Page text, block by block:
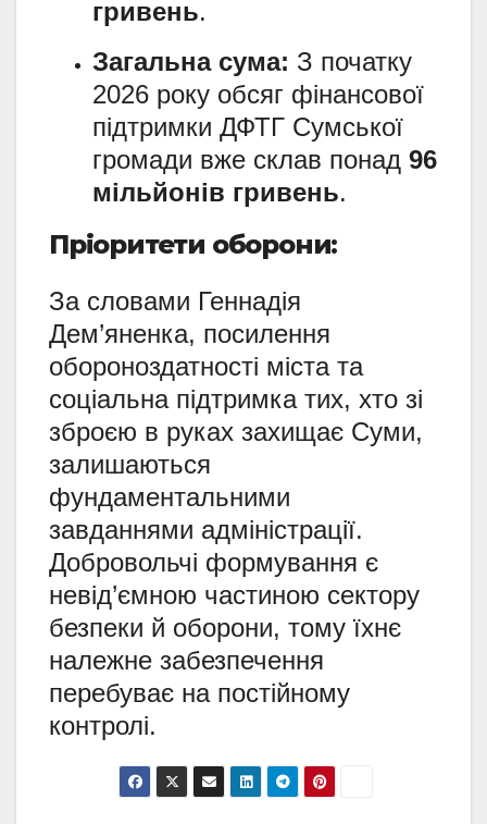
гривень.
Загальна сума: З початку
2026 року обсяг фінансової
підтримки ДФТГ Сумської
громади вже склав понад 96
мільйонів гривень.
Пріоритети оборони:
За словами Геннадія
Дем’яненка, посилення
обороноздатності міста та
соціальна підтримка тих, хто зі
зброєю в руках захищає Суми,
залишаються
фундаментальними
завданнями адміністрації.
Добровольчі формування є
невід’ємною частиною сектору
безпеки й оборони, тому їхнє
належне забезпечення
перебуває на постійному
контролі.